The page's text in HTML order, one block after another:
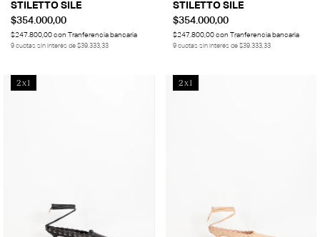
STILETTO SILE
$354.000,00
$247.800,00 con Tranferencia bancaria
9 cuotas sin interés de $39.333,33
STILETTO SILE
$354.000,00
$247.800,00 con Tranferencia bancaria
9 cuotas sin interés de $39.333,33
2x1 2x1